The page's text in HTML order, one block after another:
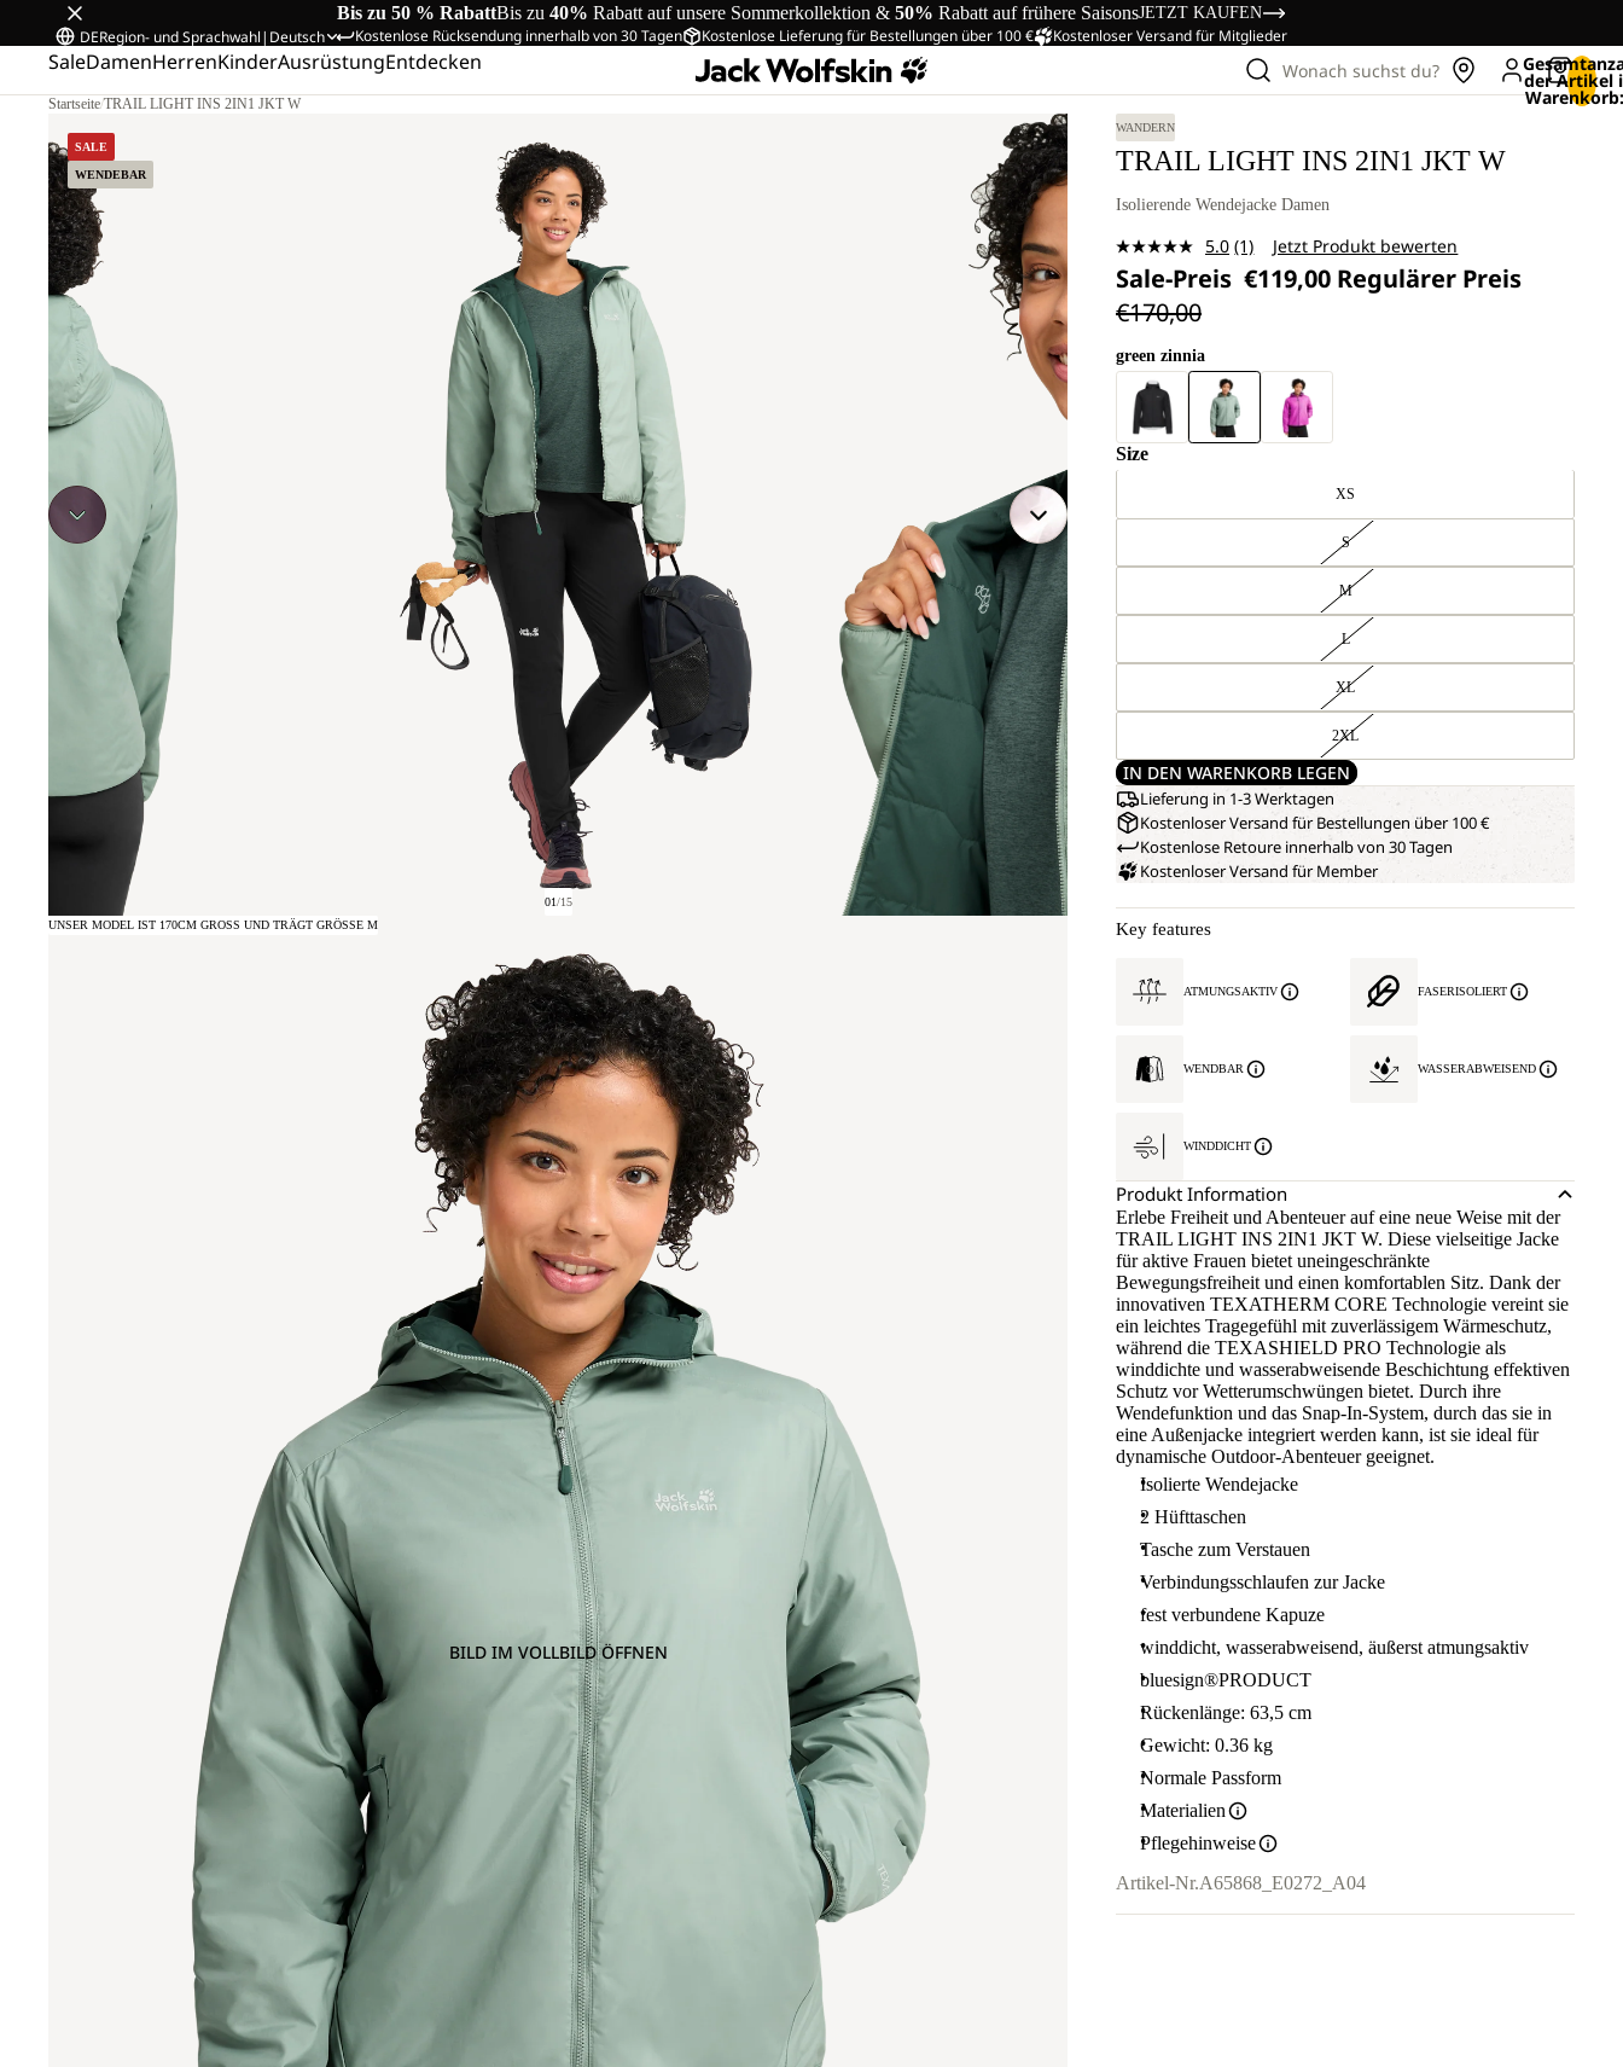
Bis zu 50 % RabattBis zu 40% Rabatt auf unsere Sommerkollektion & 50% Rabatt auf frühere SaisonsJETZT KAUFEN
Kostenlose Rücksendung innerhalb von 30 Tagen Kostenlose Lieferung für Bestellungen über 100 € Kostenloser Versand für Mitglieder
DERegion- und Sprachwahl| Deutsch
SaleDamenHerrenKinderAusrüstungEntdecken Wonach suchst du? der Artikel
Startseite/TRAIL LIGHT INS 2IN1 JKT W
SALE
WENDEBAR
01/15
BILD IM VOLLBILD ÖFFNEN
UNSER MODEL IST 170CM GROSS UND TRÄGT GRÖSSE M
WANDERN
TRAIL LIGHT INS 2IN1 JKT W
Isolierende Wendejacke Damen
5.0 Bewertung
lesen.
Link
(1) Jetzt Produkt bewerten
Sale-Preis €119,00 Regulärer Preis
€170,00
green zinnia
Size
XS
S
M
L
XL
2XL
IN DEN WARENKORB LEGEN
Lieferung in 1-3 Werktagen
Kostenloser Versand für Bestellungen über 100 €
Kostenlose Retoure innerhalb von 30 Tagen
Kostenloser Versand für Member
Key features
ATMUNGSAKTIV FASERISOLIERT
WENDBAR WASSERABWEISEND
WINDDICHT
Produkt Information
Erlebe Freiheit und Abenteuer auf eine neue Weise mit der
TRAIL LIGHT INS 2IN1 JKT W. Diese vielseitige Jacke
für aktive Frauen bietet uneingeschränkte
Bewegungsfreiheit und einen komfortablen Sitz. Dank der
innovativen TEXATHERM CORE Technologie vereint sie
ein leichtes Tragegefühl mit zuverlässigem Wärmeschutz,
während die TEXASHIELD PRO Technologie als
winddichte und wasserabweisende Beschichtung effektiven
Schutz vor Wetterumschwüngen bietet. Durch ihre
Wendefunktion und das Snap-In-System, durch das sie in
eine Außenjacke integriert werden kann, ist sie ideal für
dynamische Outdoor-Abenteuer geeignet.
Isolierte Wendejacke
2 Hüfttaschen
Tasche zum Verstauen
Verbindungsschlaufen zur Jacke
fest verbundene Kapuze
winddicht, wasserabweisend, äußerst atmungsaktiv
bluesign®PRODUCT
Rückenlänge: 63,5 cm
Gewicht: 0.36 kg
Normale Passform
Materialien
Pflegehinweise
Artikel-Nr.A65868_E0272_A04